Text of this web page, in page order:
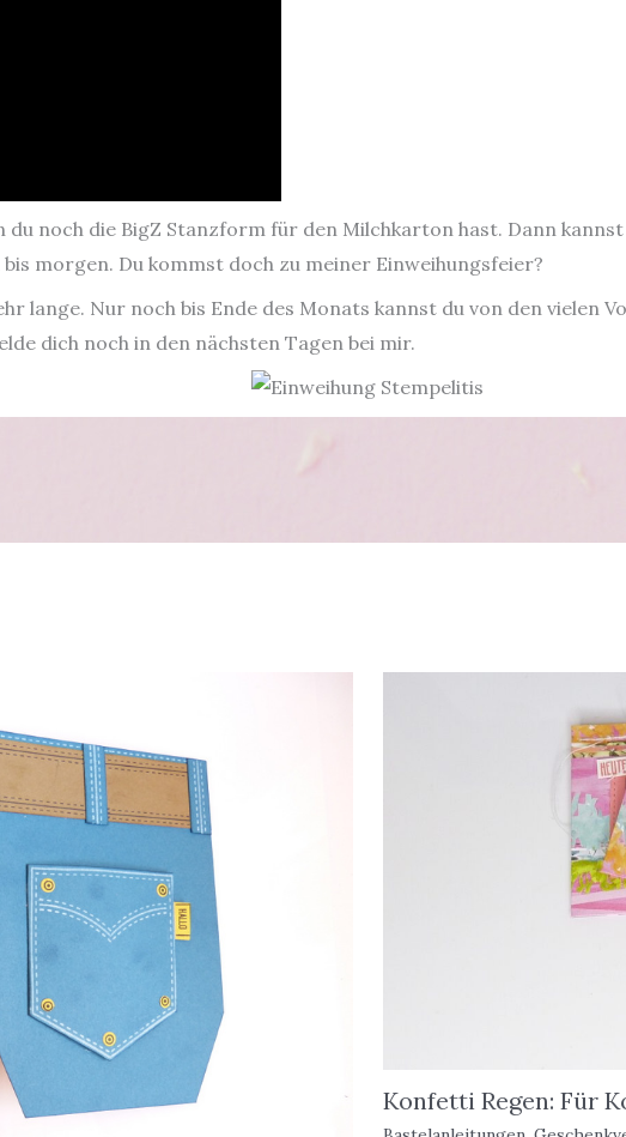
noch die BigZ Stanzform für den Milchkarton hast. Dann
morgen. Du kommst doch zu meiner Einweihungsfeier?
lange. Nur noch bis Ende des Monats kannst du von den vielen
dich noch in den nächsten Tagen bei mir.
Konfetti Regen: Für